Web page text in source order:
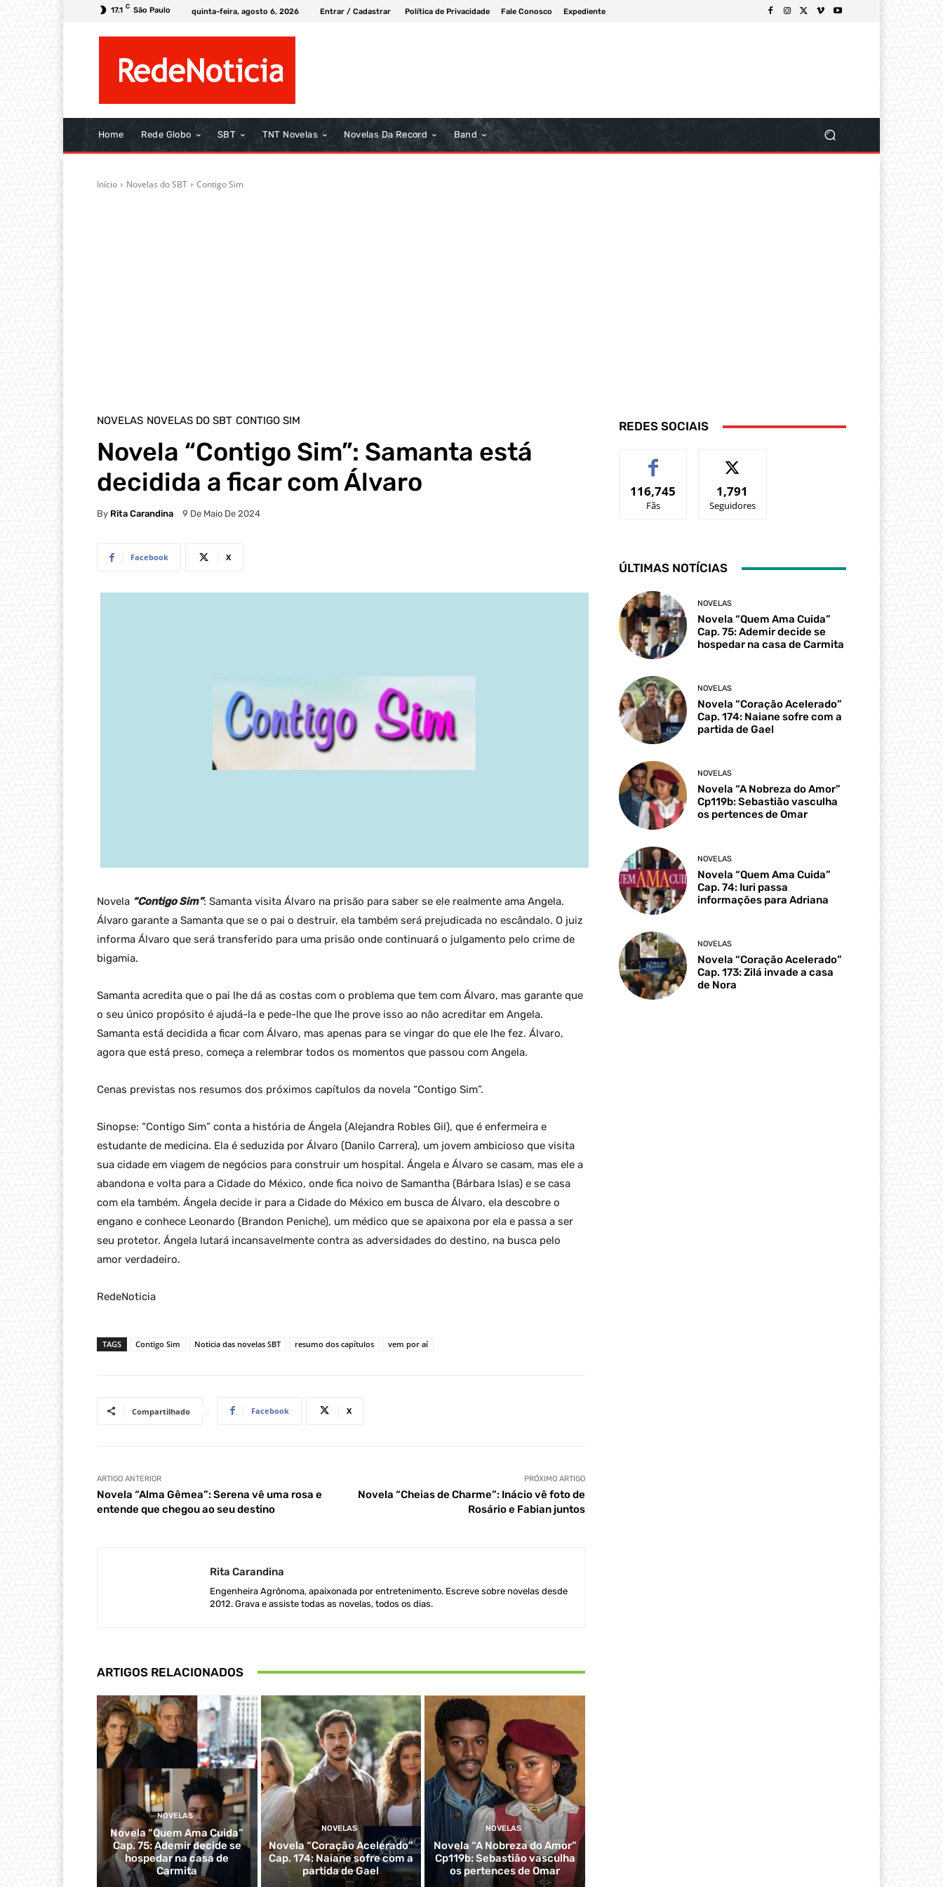
17.1 C São Paulo quinta-feira, agosto 6, 2026 Entrar / Cadastrar Política de Privacidade Fale Conosco Expediente
Home Rede Globo SBT TNT Novelas Novelas Da Record Band
Início Novelas do SBT Contigo Sim
NOVELAS NOVELAS DO SBT CONTIGO SIM
Novela “Contigo Sim”: Samanta está
decidida a ficar com Álvaro
By Rita Carandina 9 De Maio De 2024
Facebook X
Novela “Contigo Sim”: Samanta visita Álvaro na prisão para saber se ele realmente ama Angela.
Álvaro garante a Samanta que se o pai o destruir, ela também será prejudicada no escândalo. O juiz
informa Álvaro que será transferido para uma prisão onde continuará o julgamento pelo crime de
bigamia.
Samanta acredita que o pai lhe dá as costas com o problema que tem com Álvaro, mas garante que
o seu único propósito é ajudá-la e pede-lhe que lhe prove isso ao não acreditar em Angela.
Samanta está decidida a ficar com Álvaro, mas apenas para se vingar do que ele lhe fez. Álvaro,
agora que está preso, começa a relembrar todos os momentos que passou com Angela.
Cenas previstas nos resumos dos próximos capítulos da novela “Contigo Sim”.
Sinopse: “Contigo Sim” conta a história de Ángela (Alejandra Robles Gil), que é enfermeira e
estudante de medicina. Ela é seduzida por Álvaro (Danilo Carrera), um jovem ambicioso que visita
sua cidade em viagem de negócios para construir um hospital. Ángela e Álvaro se casam, mas ele a
abandona e volta para a Cidade do México, onde fica noivo de Samantha (Bárbara Islas) e se casa
com ela também. Ángela decide ir para a Cidade do México em busca de Álvaro, ela descobre o
engano e conhece Leonardo (Brandon Peniche), um médico que se apaixona por ela e passa a ser
seu protetor. Ángela lutará incansavelmente contra as adversidades do destino, na busca pelo
amor verdadeiro.
RedeNoticia
TAGS Contigo Sim Noticia das novelas SBT resumo dos capítulos vem por aí
Compartilhado Facebook X
ARTIGO ANTERIOR
Novela “Alma Gêmea”: Serena vê uma rosa e
entende que chegou ao seu destino
PRÓXIMO ARTIGO
Novela “Cheias de Charme”: Inácio vê foto de
Rosário e Fabian juntos
Rita Carandina
Engenheira Agrônoma, apaixonada por entretenimento. Escreve sobre novelas desde
2012. Grava e assiste todas as novelas, todos os dias.
ARTIGOS RELACIONADOS
NOVELAS
Novela “Quem Ama Cuida”
Cap. 75: Ademir decide se
hospedar na casa de
Carmita
NOVELAS
Novela “Coração Acelerado”
Cap. 174: Naiane sofre com a
partida de Gael
NOVELAS
Novela “A Nobreza do Amor”
Cp119b: Sebastião vasculha
os pertences de Omar
REDES SOCIAIS
116,745
Fãs
1,791
Seguidores
ÚLTIMAS NOTÍCIAS
NOVELAS
Novela “Quem Ama Cuida”
Cap. 75: Ademir decide se
hospedar na casa de Carmita
NOVELAS
Novela “Coração Acelerado”
Cap. 174: Naiane sofre com a
partida de Gael
NOVELAS
Novela “A Nobreza do Amor”
Cp119b: Sebastião vasculha
os pertences de Omar
NOVELAS
Novela “Quem Ama Cuida”
Cap. 74: Iuri passa
informações para Adriana
NOVELAS
Novela “Coração Acelerado”
Cap. 173: Zilá invade a casa
de Nora